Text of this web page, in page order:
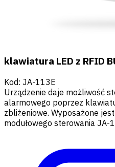
klawiatura LED z RFID
Kod: JA-113E
Urządzenie daje możliwość
alarmowego poprzez
zbliżeniowe. Wyposażone
modułowego sterowania JA-